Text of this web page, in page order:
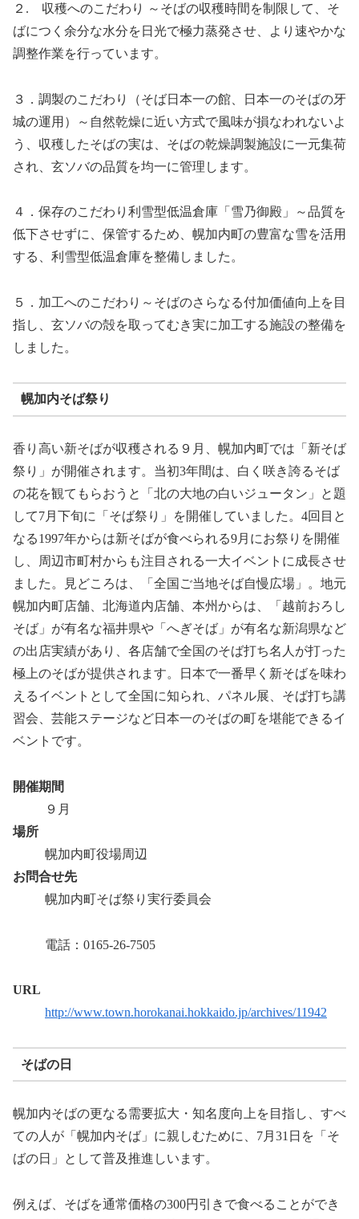
２. 収穫へのこだわり ～そばの収穫時間を制限して、そ
ばにつく余分な水分を日光で極力蒸発させ、より速やかな
調整作業を行っています。
３．調製のこだわり（そば日本一の館、日本一のそばの牙
城の運用）～自然乾燥に近い方式で風味が損なわれないよ
う、収穫したそばの実は、そばの乾燥調製施設に一元集荷
され、玄ソバの品質を均一に管理します。
４．保存のこだわり利雪型低温倉庫「雪乃御殿」～品質を
低下させずに、保管するため、幌加内町の豊富な雪を活用
する、利雪型低温倉庫を整備しました。
５．加工へのこだわり～そばのさらなる付加価値向上を目
指し、玄ソバの殻を取ってむき実に加工する施設の整備を
しました。
幌加内そば祭り
香り高い新そばが収穫される９月、幌加内町では「新そば
祭り」が開催されます。当初3年間は、白く咲き誇るそば
の花を観てもらおうと「北の大地の白いジュータン」と題
して7月下旬に「そば祭り」を開催していました。4回目と
なる1997年からは新そばが食べられる9月にお祭りを開催
し、周辺市町村からも注目される一大イベントに成長させ
ました。見どころは、「全国ご当地そば自慢広場」。地元
幌加内町店舗、北海道内店舗、本州からは、「越前おろし
そば」が有名な福井県や「へぎそば」が有名な新潟県など
の出店実績があり、各店舗で全国のそば打ち名人が打った
極上のそばが提供されます。日本で一番早く新そばを味わ
えるイベントとして全国に知られ、パネル展、そば打ち講
習会、芸能ステージなど日本一のそばの町を堪能できるイ
ベントです。
開催期間
９月
場所
幌加内町役場周辺
お問合せ先
幌加内町そば祭り実行委員会
電話：0165-26-7505
URL
http://www.town.horokanai.hokkaido.jp/archives/11942
そばの日
幌加内そばの更なる需要拡大・知名度向上を目指し、すべ
ての人が「幌加内そば」に親しむために、7月31日を「そ
ばの日」として普及推進しいます。
例えば、そばを通常価格の300円引きで食べることができ